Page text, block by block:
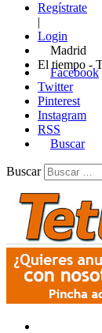
Regístrate
|
Login
Madrid
El tiempo -
Facebook
Twitter
Pinterest
Instagram
RSS
Buscar
Buscar